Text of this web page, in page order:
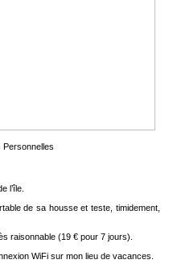
Personnelles
l’île.
de sa housse et teste, timidement,
raisonnable (19 € pour 7 jours).
WiFi sur mon lieu de vacances.